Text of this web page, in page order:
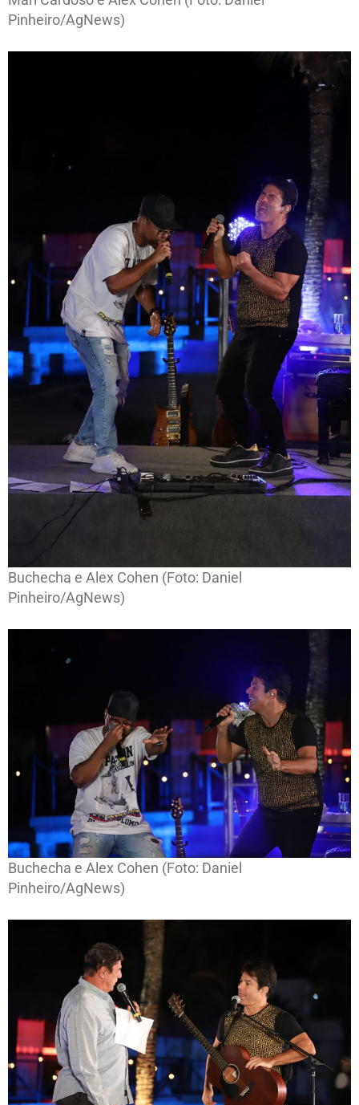
Pinheiro/AgNews)
Buchecha e Alex Cohen (Foto: Daniel
Pinheiro/AgNews)
Buchecha e Alex Cohen (Foto: Daniel
Pinheiro/AgNews)